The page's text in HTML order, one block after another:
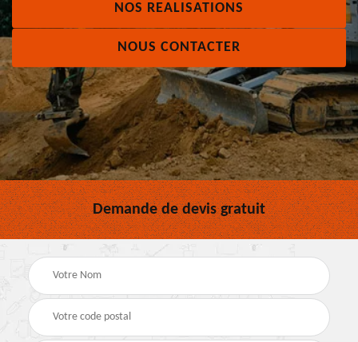
NOS REALISATIONS
NOUS CONTACTER
Demande de devis gratuit